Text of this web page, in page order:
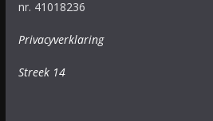
nr. 41018236
Privacyverklaring
Streek 14